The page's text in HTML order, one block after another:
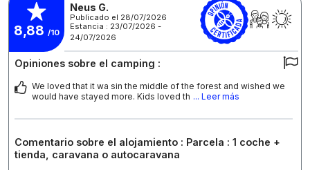
8,88 /10
Neus G.
Publicado el 28/07/2026
Estancia : 23/07/2026 -
24/07/2026
Opiniones sobre el camping :
We loved that it wa sin the middle of the forest and wished we
would have stayed more. Kids loved th ... Leer más
Comentario sobre el alojamiento : Parcela : 1 coche +
tienda, caravana o autocaravana